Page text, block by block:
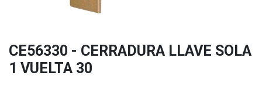
CE56330 - CERRADURA LLAVE SOLA
1 VUELTA 30